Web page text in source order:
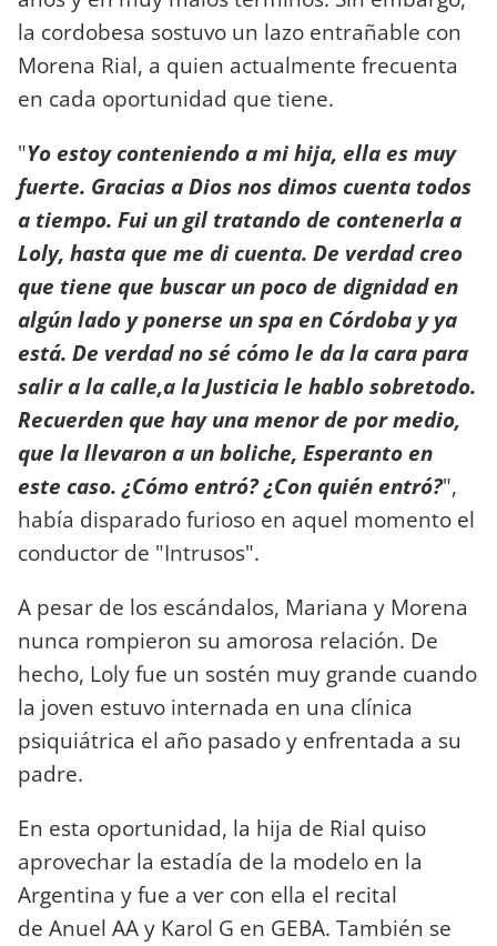
la cordobesa sostuvo un lazo entrañable con
Morena Rial, a quien actualmente frecuenta
en cada oportunidad que tiene.
"Yo estoy conteniendo a mi hija, ella es muy
fuerte. Gracias a Dios nos dimos cuenta todos
a tiempo. Fui un gil tratando de contenerla a
Loly, hasta que me di cuenta. De verdad creo
que tiene que buscar un poco de dignidad en
algún lado y ponerse un spa en Córdoba y ya
está. De verdad no sé cómo le da la cara para
salir a la calle,a la Justicia le hablo sobretodo.
Recuerden que hay una menor de por medio,
que la llevaron a un boliche, Esperanto en
este caso. ¿Cómo entró? ¿Con quién entró?",
había disparado furioso en aquel momento el
conductor de "Intrusos".
A pesar de los escándalos, Mariana y Morena
nunca rompieron su amorosa relación. De
hecho, Loly fue un sostén muy grande cuando
la joven estuvo internada en una clínica
psiquiátrica el año pasado y enfrentada a su
padre.
En esta oportunidad, la hija de Rial quiso
aprovechar la estadía de la modelo en la
Argentina y fue a ver con ella el recital
de Anuel AA y Karol G en GEBA. También se